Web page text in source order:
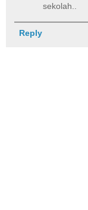
sekolah..
Reply